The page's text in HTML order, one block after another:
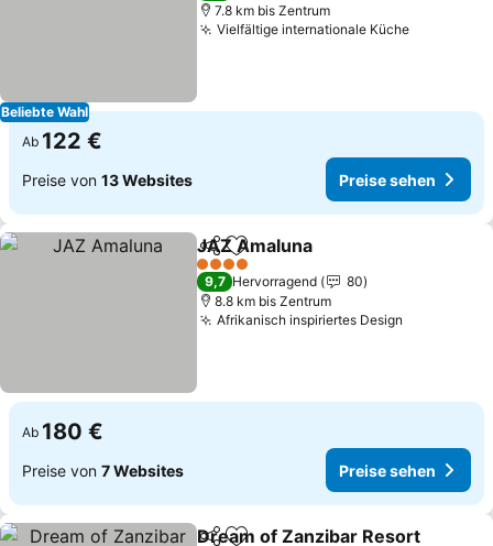
Beliebte Wahl
7.8 km bis Zentrum
Vielfältige internationale KüchePreise
Ab 122 €
Preise von 13 Websites Preise sehen
TeilenZu Favoriten hinzufügen
JAZ Amaluna
4 Sterne
9,7 Hervorragend
80
8.8 km bis Zentrum
Afrikanisch inspiriertes Design
Ab 180 €
Preise von 7 Websites Preise sehen
Dream of Zanzibar Resort